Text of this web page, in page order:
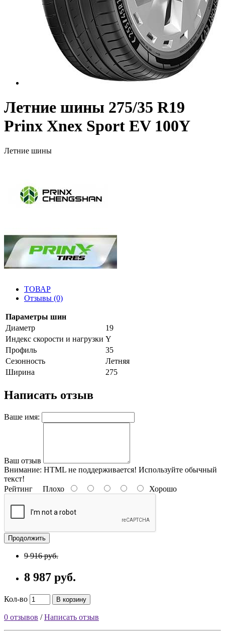
Летние шины 275/35 R19
Prinx Xnex Sport EV 100Y
Летние шины
ТОВАР
Отзывы (0)
Параметры шин
Диаметр
19
Индекс скорости и нагрузки Y
Профиль
35
Сезонность
Летняя
Ширина
275
Написать отзыв
Ваше имя:
Ваш отзыв
Внимание: HTML не поддерживается! Используйте обычный
текст!
Рейтинг Плохо Хорошо
Продолжить
9 916 руб.
8 987 руб.
Кол-во В корзину
0 отзывов /Написать отзыв